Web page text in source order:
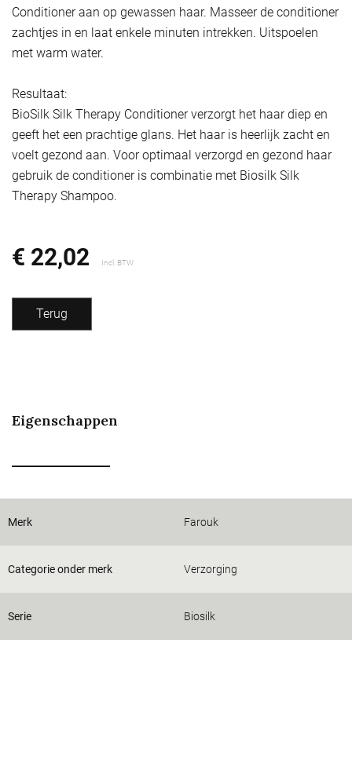
Conditioner aan op gewassen haar. Masseer de conditioner
zachtjes in en laat enkele minuten intrekken. Uitspoelen
met warm water.
Resultaat:
BioSilk Silk Therapy Conditioner verzorgt het haar diep en
geeft het een prachtige glans. Het haar is heerlijk zacht en
voelt gezond aan. Voor optimaal verzorgd en gezond haar
gebruik de conditioner is combinatie met Biosilk Silk
Therapy Shampoo.
€ 22,02 Incl. BTW
Terug
Eigenschappen
Merk Farouk
Categorie onder merk Verzorging
Serie Biosilk